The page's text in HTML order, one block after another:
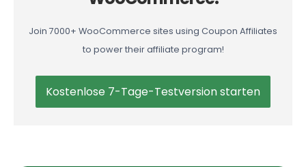
to power their affiliate program!